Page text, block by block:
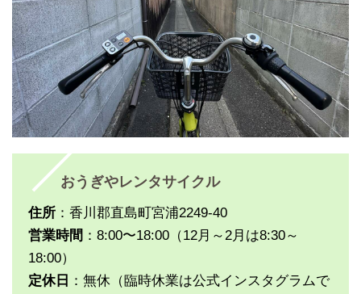
おうぎやレンタサイクル
住所 ：香川郡直島町宮浦2249-40
営業時間 ：8:00〜18:00（12月～2月は8:30～
18:00）
定休日 ：無休（臨時休業は公式インスタグラムで